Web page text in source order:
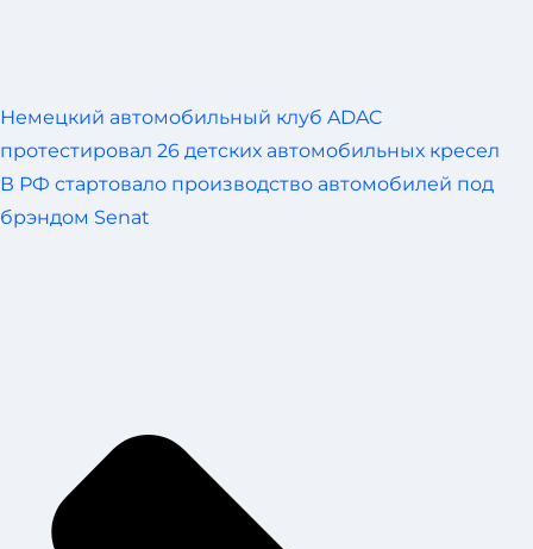
Немецкий автомобильный клуб ADAC
протестировал 26 детских автомобильных кресел
В РФ стартовало производство автомобилей под
брэндом Senat